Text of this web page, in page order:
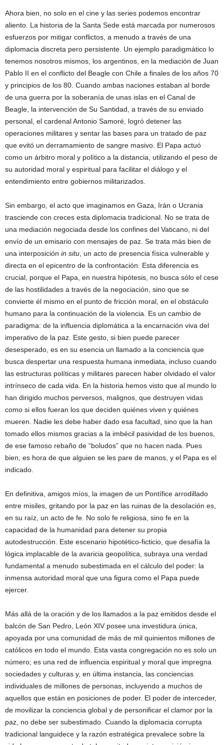
Ahora bien, no solo en el cine y las series podemos encontrar
aliento. La historia de la Santa Sede está marcada por numerosos
esfuerzos por mitigar conflictos, a menudo a través de una
diplomacia discreta pero persistente. Un ejemplo paradigmático lo
tenemos nosotros mismos, los argentinos, en la mediación de Juan
Pablo II en el conflicto del Beagle con Chile a finales de los años 70
y principios de los 80. Cuando ambas naciones estaban al borde
de una guerra por la soberanía de unas islas en el Canal de
Beagle, la intervención de Su Santidad, a través de su enviado
personal, el cardenal Antonio Samoré, logró detener las
operaciones militares y sentar las bases para un tratado de paz
que evitó un derramamiento de sangre masivo. El Papa actuó
como un árbitro moral y político a la distancia, utilizando el peso de
su autoridad moral y espiritual para facilitar el diálogo y el
entendimiento entre gobiernos militarizados.
Sin embargo, el acto que imaginamos en Gaza, Irán o Ucrania
trasciende con creces esta diplomacia tradicional. No se trata de
una mediación negociada desde los confines del Vaticano, ni del
envío de un emisario con mensajes de paz. Se trata más bien de
una interposición in situ , un acto de presencia física vulnerable y
directa en el epicentro de la confrontación. Esta diferencia es
crucial, porque el Papa, en nuestra hipótesis, no busca sólo el cese
de las hostilidades a través de la negociación, sino que se
convierte él mismo en el punto de fricción moral, en el obstáculo
humano para la continuación de la violencia. Es un cambio de
paradigma: de la influencia diplomática a la encarnación viva del
imperativo de la paz. Este gesto, si bien puede parecer
desesperado, es en su esencia un llamado a la conciencia que
busca despertar una respuesta humana inmediata, incluso cuando
las estructuras políticas y militares parecen haber olvidado el valor
intrínseco de cada vida. En la historia hemos visto que al mundo lo
han dirigido muchos perversos, malignos, que destruyen vidas
como si ellos fueran los que deciden quiénes viven y quiénes
mueren. Nadie les debe haber dado esa facultad, sino que la han
tomado ellos mismos gracias a la imbécil pasividad de los buenos,
de ese famoso rebaño de “boludos” que no hacen nada. Pues
bien, es hora de que alguien se les pare de manos, y el Papa es el
indicado.
En definitiva, amigos míos, la imagen de un Pontífice arrodillado
entre misiles, gritando por la paz en las ruinas de la desolación es,
en su raíz, un acto de fe. No solo fe religiosa, sino fe en la
capacidad de la humanidad para detener su propia
autodestrucción. Este escenario hipotético-ficticio, que desafía la
lógica implacable de la avaricia geopolítica, subraya una verdad
fundamental a menudo subestimada en el cálculo del poder: la
inmensa autoridad moral que una figura como el Papa puede
ejercer.
Más allá de la oración y de los llamados a la paz emitidos desde el
balcón de San Pedro, León XIV posee una investidura única,
apoyada por una comunidad de más de mil quinientos millones de
católicos en todo el mundo. Esta vasta congregación no es solo un
número; es una red de influencia espiritual y moral que impregna
sociedades y culturas y, en última instancia, las conciencias
individuales de millones de personas, incluyendo a muchos de
aquellos que están en posiciones de poder. El poder de interceder,
de movilizar la conciencia global y de personificar el clamor por la
paz, no debe ser subestimado. Cuando la diplomacia corrupta
tradicional languidece y la razón estratégica prevalece sobre la